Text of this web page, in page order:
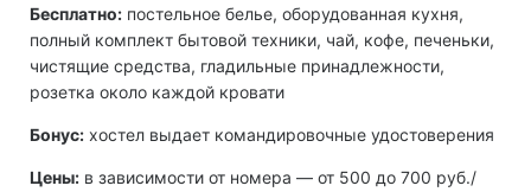
Бесплатно: постельное белье, оборудованная кухня,
полный комплект бытовой техники, чай, кофе, печеньки,
чистящие средства, гладильные принадлежности,
розетка около каждой кровати
Бонус: хостел выдает командировочные удостоверения
Цены: в зависимости от номера — от 500 до 700 руб./